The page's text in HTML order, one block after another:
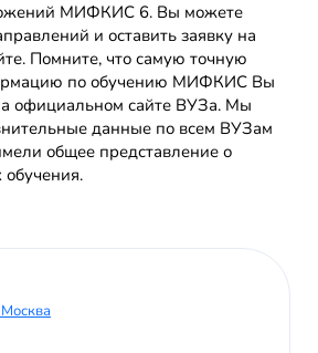
МИФКИС 6. Вы можете
и оставить заявку на
Помните, что самую точную
по обучению МИФКИС Вы
официальном сайте ВУЗа. Мы
данные по всем ВУЗам
общее представление о
обучения.